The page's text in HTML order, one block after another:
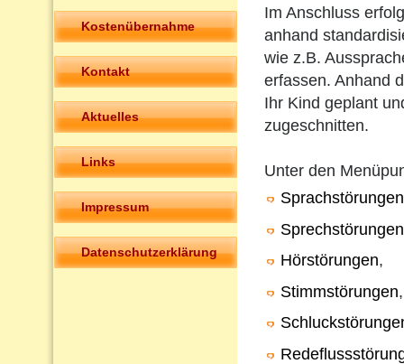
Kostenübernahme
Kontakt
Aktuelles
Links
Impressum
Datenschutzerklärung
Im Anschluss
anhand
wie z.B.
erfassen. Anhand
Ihr Kind geplant
zugeschnitten.
Unter den
Sprachstörungen
Sprechstörungen
Hörstörungen,
Stimmstörungen,